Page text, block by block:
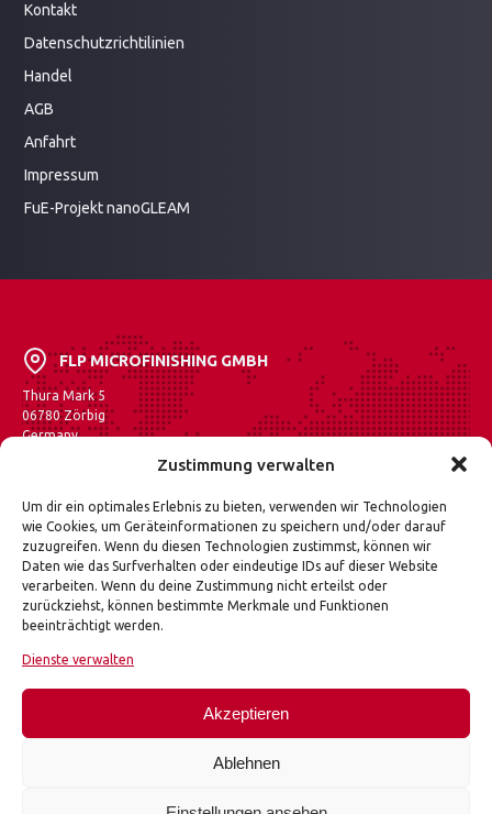
Zustimmung verwalten
Um dir ein optimales Erlebnis zu bieten, verwenden wir Technologien
wie Cookies, um Geräteinformationen zu speichern und/oder darauf
zuzugreifen. Wenn du diesen Technologien zustimmst, können wir
Daten wie das Surfverhalten oder eindeutige IDs auf dieser Website
verarbeiten. Wenn du deine Zustimmung nicht erteilst oder
zurückziehst, können bestimmte Merkmale und Funktionen
beeinträchtigt werden.
Dienste verwalten
Akzeptieren
Ablehnen
Kontakt
Datenschutzrichtilinien
Handel
AGB
Anfahrt
Impressum
FuE-ProjektnanoGLEAM
FLP MICROFINISHING GMBH
Thura Mark 5
06780 Zörbig
Germany
FLP Microfinishing gehört zu den führenden Herstellern
von Feinschleif-, Läpp- und Poliermaschinen in Europa.
Das breite Anwendungsspektrum umfasst außer der
Fahrzeugindustrie auch die Luft- und Raumfahrttechnik
sowie den Maschinen- und medizinischen Gerätebau.
Als Systemanbieter für komplexe
als einziges Unternehmen in Deutschland die gesamte
und Polieren von planen Oberflächen aus einer Hand an.